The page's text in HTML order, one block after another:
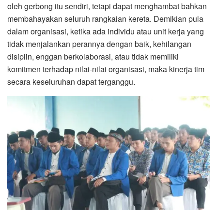
oleh gerbong itu sendiri, tetapi dapat menghambat bahkan
membahayakan seluruh rangkaian kereta. Demikian pula
dalam organisasi, ketika ada individu atau unit kerja yang
tidak menjalankan perannya dengan baik, kehilangan
disiplin, enggan berkolaborasi, atau tidak memiliki
komitmen terhadap nilai-nilai organisasi, maka kinerja tim
secara keseluruhan dapat terganggu.